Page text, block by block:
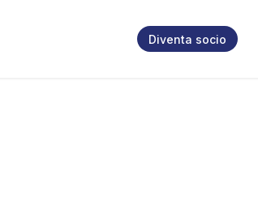
Diventa socio